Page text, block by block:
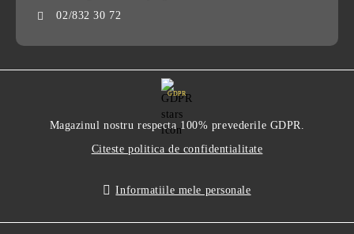
02/832 30 72
GDPR
Magazinul nostru respecta 100% prevederile GDPR.
Citeste politica de confidentialitate
Informatiile mele personale